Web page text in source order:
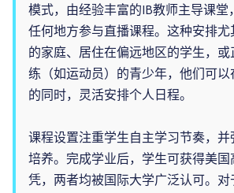
模式，由经验丰富的IB教师主导课堂
任何地方参与直播课程。这种安排尤
的家庭、居住在偏远地区的学生，或
练（如运动员）的青少年，他们可以
的同时，灵活安排个人日程。
课程设置注重学生自主学习节奏，并
培养。完成学业后，学生可获得美国
凭，两者均被国际大学广泛认可。对